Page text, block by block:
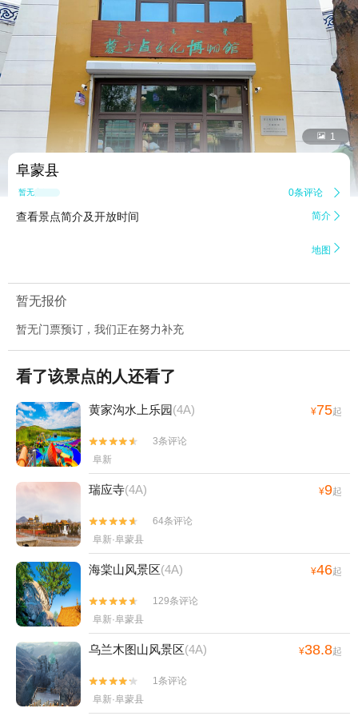
 1
阜蒙县
暂无点评 0条评论 
查看景点简介及开放时间 简介 
地图 
暂无报价
暂无门票预订，我们正在努力补充
看了该景点的人还看了
黄家沟水上乐园(4A) ¥75起


3条评论
阜新
瑞应寺(4A) ¥9起


64条评论
阜新·阜蒙县
海棠山风景区(4A) ¥46起


129条评论
阜新·阜蒙县
乌兰木图山风景区(4A) ¥38.8起


1条评论
阜新·阜蒙县
